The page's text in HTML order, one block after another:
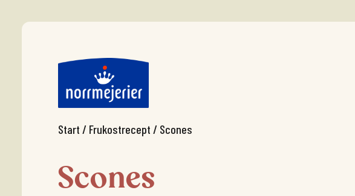
Start / Frukostrecept / Scones
Scones